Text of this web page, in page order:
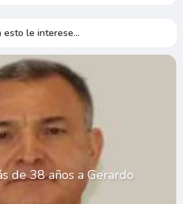
esto le interese...
de 38 años a Gerardo